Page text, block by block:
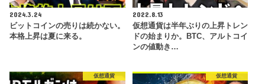
2024.3.24
ビットコインの売りは続かない。
本格上昇は夏に来る。
2022.8.13
仮想通貨は半年ぶりの上昇トレン
ドの始まりか。BTC、アルトコイ
ンの値動き…
仮想通貨 仮想通貨